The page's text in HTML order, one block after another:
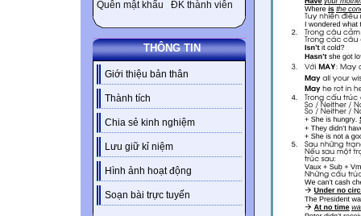
Quên mật khẩu ĐK thành viên
THÔNG TIN
Giới thiệu bản thân
Thành tích
Chia sẻ kinh nghiệm
Lưu giữ kỉ niệm
Hình ảnh hoạt động
Soạn bài trực tuyến